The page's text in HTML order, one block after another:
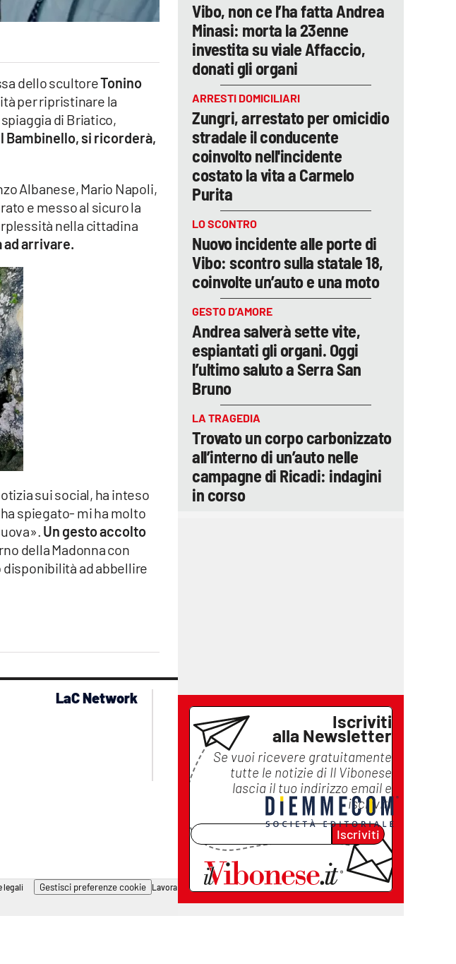
dello scultoreTonino
per ripristinare la
di Briatico,
Bambinello, si ricorderà,
Albanese, Mario Napoli,
e messo al sicuro la
nella cittadina
ad arrivare.
sui social, ha inteso
spiegato- mi ha molto
Un gesto accolto
della Madonna con
ad abbellire
Vibo, non ce l’ha fatta Andrea
Minasi: morta la 23enne
investita su viale Affaccio,
donati gli organi
ARRESTI DOMICILIARI
Zungri, arrestato per omicidio
stradale il conducente
coinvolto nell'incidente
costato la vita a Carmelo
Purita
LO SCONTRO
Nuovo incidente alle porte di
Vibo: scontro sulla statale 18,
coinvolte un’auto e una moto
GESTO D’AMORE
Andrea salverà sette vite,
espiantati gli organi. Oggi
l’ultimo saluto a Serra San
Bruno
LA TRAGEDIA
Trovato un corpo carbonizzato
all’interno di un’auto nelle
campagne di Ricadi: indagini
in corso
Iscriviti
alla Newsletter
Se vuoi ricevere gratuitamente
tutte le notizie di Il Vibonese
lascia il tuo indirizzo email e
iscriviti
Iscriviti
LaC Network
lacplay.it
lactv.it
laconair.it
lacitymag.it
lacapitalenews.it
ilreggino.it
cosenzachannel.it
catanzarochannel.it
legali Gestisci preferenze cookie Lavora con noi